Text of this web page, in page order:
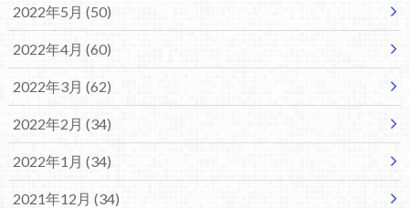
2022年5月 (50)
2022年4月 (60)
2022年3月 (62)
2022年2月 (34)
2022年1月 (34)
2021年12月 (34)